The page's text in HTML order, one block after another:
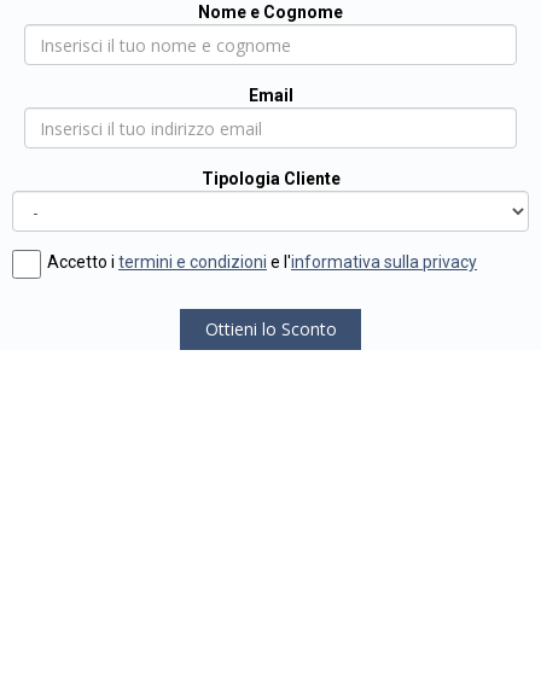
Nome e Cognome
Email
Tipologia Cliente
Accetto i termini e condizioni e l'informativa sulla privacy
Ottieni lo Sconto